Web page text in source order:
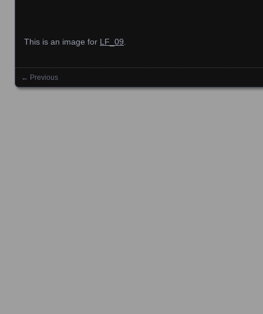
This is an image for LF_09
Images navigation
← Previous